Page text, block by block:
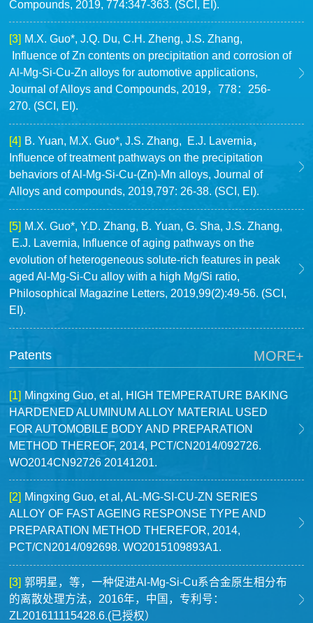
Compounds, 2019, 774:347-363. (SCI, EI).
[3] M.X. Guo*, J.Q. Du, C.H. Zheng, J.S. Zhang,
Influence of Zn contents on precipitation and corrosion of
Al-Mg-Si-Cu-Zn alloys for automotive applications,
Journal of Alloys and Compounds, 2019，778：256-
270. (SCI, EI).
[4] B. Yuan, M.X. Guo*, J.S. Zhang, E.J. Lavernia，
Influence of treatment pathways on the precipitation
behaviors of Al-Mg-Si-Cu-(Zn)-Mn alloys, Journal of
Alloys and compounds, 2019,797: 26-38. (SCI, EI).
[5] M.X. Guo*, Y.D. Zhang, B. Yuan, G. Sha, J.S. Zhang,
E.J. Lavernia, Influence of aging pathways on the
evolution of heterogeneous solute-rich features in peak
aged Al-Mg-Si-Cu alloy with a high Mg/Si ratio,
Philosophical Magazine Letters, 2019,99(2):49-56. (SCI,
EI).
Patents MORE+
[1] Mingxing Guo, et al, HIGH TEMPERATURE BAKING
HARDENED ALUMINUM ALLOY MATERIAL USED
FOR AUTOMOBILE BODY AND PREPARATION
METHOD THEREOF, 2014, PCT/CN2014/092726.
WO2014CN92726 20141201.
[2] Mingxing Guo, et al, AL-MG-SI-CU-ZN SERIES
ALLOY OF FAST AGEING RESPONSE TYPE AND
PREPARATION METHOD THEREFOR, 2014,
PCT/CN2014/092698. WO2015109893A1.
[3] 郭明星，等，一种促进Al-Mg-Si-Cu系合金原生相分布
的离散处理方法，2016年，中国，专利号：
ZL201611115428.6.(已授权）